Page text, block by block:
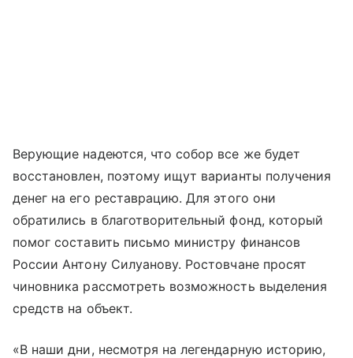
Верующие надеются, что собор все же будет
восстановлен, поэтому ищут варианты получения
денег на его реставрацию. Для этого они
обратились в благотворительный фонд, который
помог составить письмо министру финансов
России Антону Силуанову. Ростовчане просят
чиновника рассмотреть возможность выделения
средств на объект.
«В наши дни, несмотря на легендарную историю,